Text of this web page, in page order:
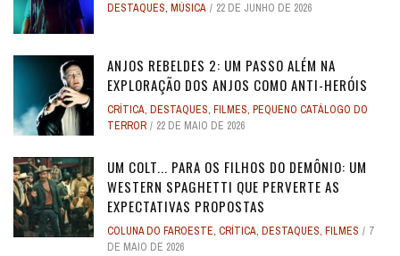
DESTAQUES, MÚSICA 22 DE JUNHO DE 2026
ANJOS REBELDES 2: UM PASSO ALÉM NA
EXPLORAÇÃO DOS ANJOS COMO ANTI-HERÓIS
CRÍTICA, DESTAQUES, FILMES, PEQUENO CATÁLOGO DO
TERROR
22 DE MAIO DE 2026
UM COLT... PARA OS FILHOS DO DEMÔNIO: UM
WESTERN SPAGHETTI QUE PERVERTE AS
EXPECTATIVAS PROPOSTAS
COLUNA DO FAROESTE, CRÍTICA, DESTAQUES, FILMES
7
DE MAIO DE 2026